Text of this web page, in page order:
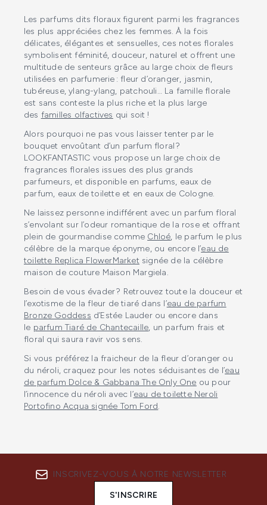
Les parfums dits floraux figurent parmi les fragrances
les plus appréciées chez les femmes. À la fois
délicates, élégantes et sensuelles, ces notes florales
symbolisent féminité, douceur, naturel et offrent une
multitude de senteurs grâce au large choix de fleurs
utilisées en parfumerie : fleur d’oranger, jasmin,
tubéreuse, ylang-ylang, patchouli… La famille florale
est sans conteste la plus riche et la plus large
des familles olfactives qui soit !
Alors pourquoi ne pas vous laisser tenter par le
bouquet envoûtant d’un parfum floral ?
LOOKFANTASTIC vous propose un large choix de
fragrances florales issues des plus grands
parfumeurs, et disponible en parfums, eaux de
parfum, eaux de toilette et en eaux de Cologne.
Ne laissez personne indifférent avec un parfum floral
s’envolant sur l’odeur romantique de la rose et offrant
plein de gourmandise comme Chloé, le parfum le plus
célèbre de la marque éponyme, ou encore l’eau de
toilette Replica FlowerMarket signée de la célèbre
maison de couture Maison Margiela.
Besoin de vous évader ? Retrouvez toute la douceur et
l’exotisme de la fleur de tiaré dans l’eau de parfum
Bronze Goddess d’Estée Lauder ou encore dans
le parfum Tiaré de Chantecaille, un parfum frais et
floral qui saura ravir vos sens.
Si vous préférez la fraicheur de la fleur d’oranger ou
du néroli, craquez pour les notes séduisantes de l’eau
de parfum Dolce & Gabbana The Only One ou pour
l’innocence du néroli avec l’eau de toilette Neroli
Portofino Acqua signée Tom Ford.
INSCRIVEZ-VOUS À NOTRE NEWSLETTER
S'INSCRIRE